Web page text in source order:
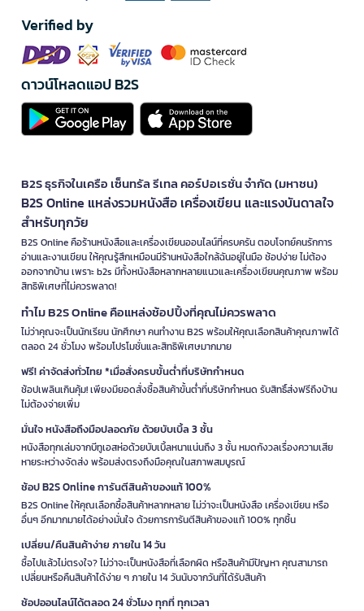
Verified by
ดาวน์โหลดแอป B2S
B2S ธุรกิจในเครือ เซ็นทรัล รีเทล คอร์ปอเรชั่น จำกัด (มหาชน)
B2S Online แหล่งรวมหนังสือ เครื่องเขียน และแรงบันดาลใจ
สำหรับทุกวัย
B2S Online คือร้านหนังสือและเครื่องเขียนออนไลน์ที่ครบครัน ตอบโจทย์คนรักการ
อ่านและงานเขียน ให้คุณรู้สึกเหมือนมีร้านหนังสือใกล้ฉันอยู่ในมือ ช้อปง่าย ไม่ต้อง
ออกจากบ้าน เพราะ b2s มีทั้งหนังสือหลากหลายแนวและเครื่องเขียนคุณภาพ พร้อม
สิทธิพิเศษที่ไม่ควรพลาด!
ทำไม B2S Online คือแหล่งช้อปปิ้งที่คุณไม่ควรพลาด
ไม่ว่าคุณจะเป็นนักเรียน นักศึกษา คนทำงาน B2S พร้อมให้คุณเลือกสินค้าคุณภาพได้
ตลอด 24 ชั่วโมง พร้อมโปรโมชั่นและสิทธิพิเศษมากมาย
ฟรี! ค่าจัดส่งทั่วไทย *เมื่อสั่งครบขั้นต่ำที่บริษัทกำหนด
ช้อปเพลินเกินคุ้ม! เพียงมียอดสั่งซื้อสินค้าขั้นต่ำที่บริษัทกำหนด รับสิทธิ์ส่งฟรีถึงบ้าน
ไม่ต้องจ่ายเพิ่ม
มั่นใจ หนังสือถึงมือปลอดภัย ด้วยบับเบิ้ล 3 ชั้น
หนังสือทุกเล่มจากบีทูเอสห่อด้วยบับเบิ้ลหนาแน่นถึง 3 ชั้น หมดกังวลเรื่องความเสีย
หายระหว่างจัดส่ง พร้อมส่งตรงถึงมือคุณในสภาพสมบูรณ์
ช้อป B2S Online การันตีสินค้าของแท้ 100%
B2S Online ให้คุณเลือกซื้อสินค้าหลากหลาย ไม่ว่าจะเป็นหนังสือ เครื่องเขียน หรือ
อื่นๆ อีกมากมายได้อย่างมั่นใจ ด้วยการการันตีสินค้าของแท้ 100% ทุกชิ้น
เปลี่ยน/คืนสินค้าง่าย ภายใน 14 วัน
ซื้อไปแล้วไม่ตรงใจ? ไม่ว่าจะเป็นหนังสือที่เลือกผิด หรือสินค้ามีปัญหา คุณสามารถ
เปลี่ยนหรือคืนสินค้าได้ง่าย ๆ ภายใน 14 วันนับจากวันที่ได้รับสินค้า
ช้อปออนไลน์ได้ตลอด 24 ชั่วโมง ทุกที่ ทุกเวลา